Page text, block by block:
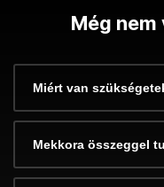
Még
Miért van
Mekkora összeggel